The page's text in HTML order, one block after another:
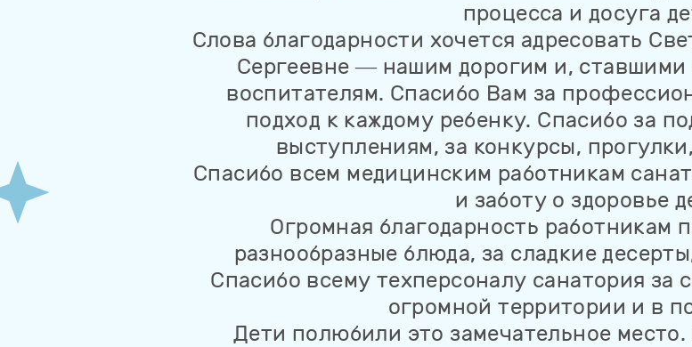
процесса и досуга
Слова благодарности хочется адресовать
Сергеевне — нашим дорогим и, ставшими
воспитателям. Спасибо Вам за
подход к каждому ребенку. Спасибо за
выступлениям, за конкурсы,
Спасибо всем медицинским работникам
и заботу о здоровье
Огромная благодарность работникам
разнообразные блюда, за сладкие
Спасибо всему техперсоналу санатория за
огромной территории и в
Дети полюбили это замечательное